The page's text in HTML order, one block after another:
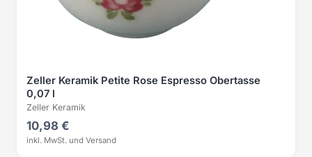
Zeller Keramik Petite Rose Espresso Obertasse
0,07 l
Zeller Keramik
10,98 €
inkl. MwSt. und Versand